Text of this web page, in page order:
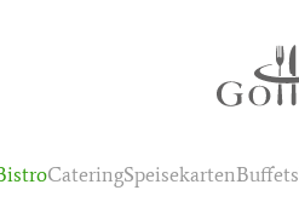
CateringSpeisekartenBuffets